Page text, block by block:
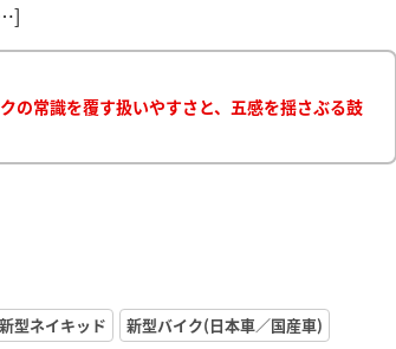
の常識を覆す扱いやすさと、五感を揺さぶる鼓
新型ネイキッド
新型バイク(日本車／国産車)